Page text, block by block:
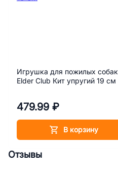
Игрушка для пожилых собак
Elder Club Кит упругий 19 см
479.99 ₽
В корзину
Отзывы